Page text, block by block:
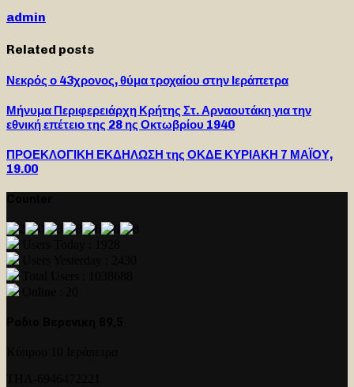
admin
Related posts
Νεκρός ο 43χρονος, θύμα τροχαίου στην Ιεράπετρα
Μήνυμα Περιφερειάρχη Κρήτης Στ. Αρναουτάκη για την
εθνική επέτειο της 28 ης Οκτωβρίου 1940
ΠΡΟΕΚΛΟΓΙΚΗ ΕΚΔΗΛΩΣΗ της ΟΚΔΕ ΚΥΡΙΑΚΗ 7 ΜΑΪΟΥ,
19.00